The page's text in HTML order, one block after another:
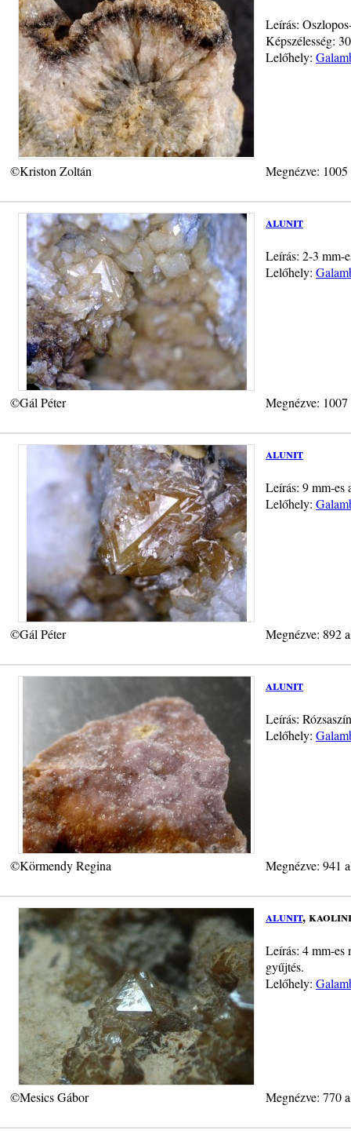
Leírás:
Képszélesség:
Lelőhely:
©Kriston Zoltán Megnézve:
alunit
Leírás: 2-3 mm-
Lelőhely:
©Gál Péter Megnézve:
alunit
Leírás: 9 mm-es
Lelőhely:
©Gál Péter Megnézve: 892
alunit
Leírás:
Lelőhely:
©Körmendy Regina Megnézve: 941
alunit,
Leírás: 4 mm-es
gyűjtés.
Lelőhely:
©Mesics Gábor Megnézve: 770